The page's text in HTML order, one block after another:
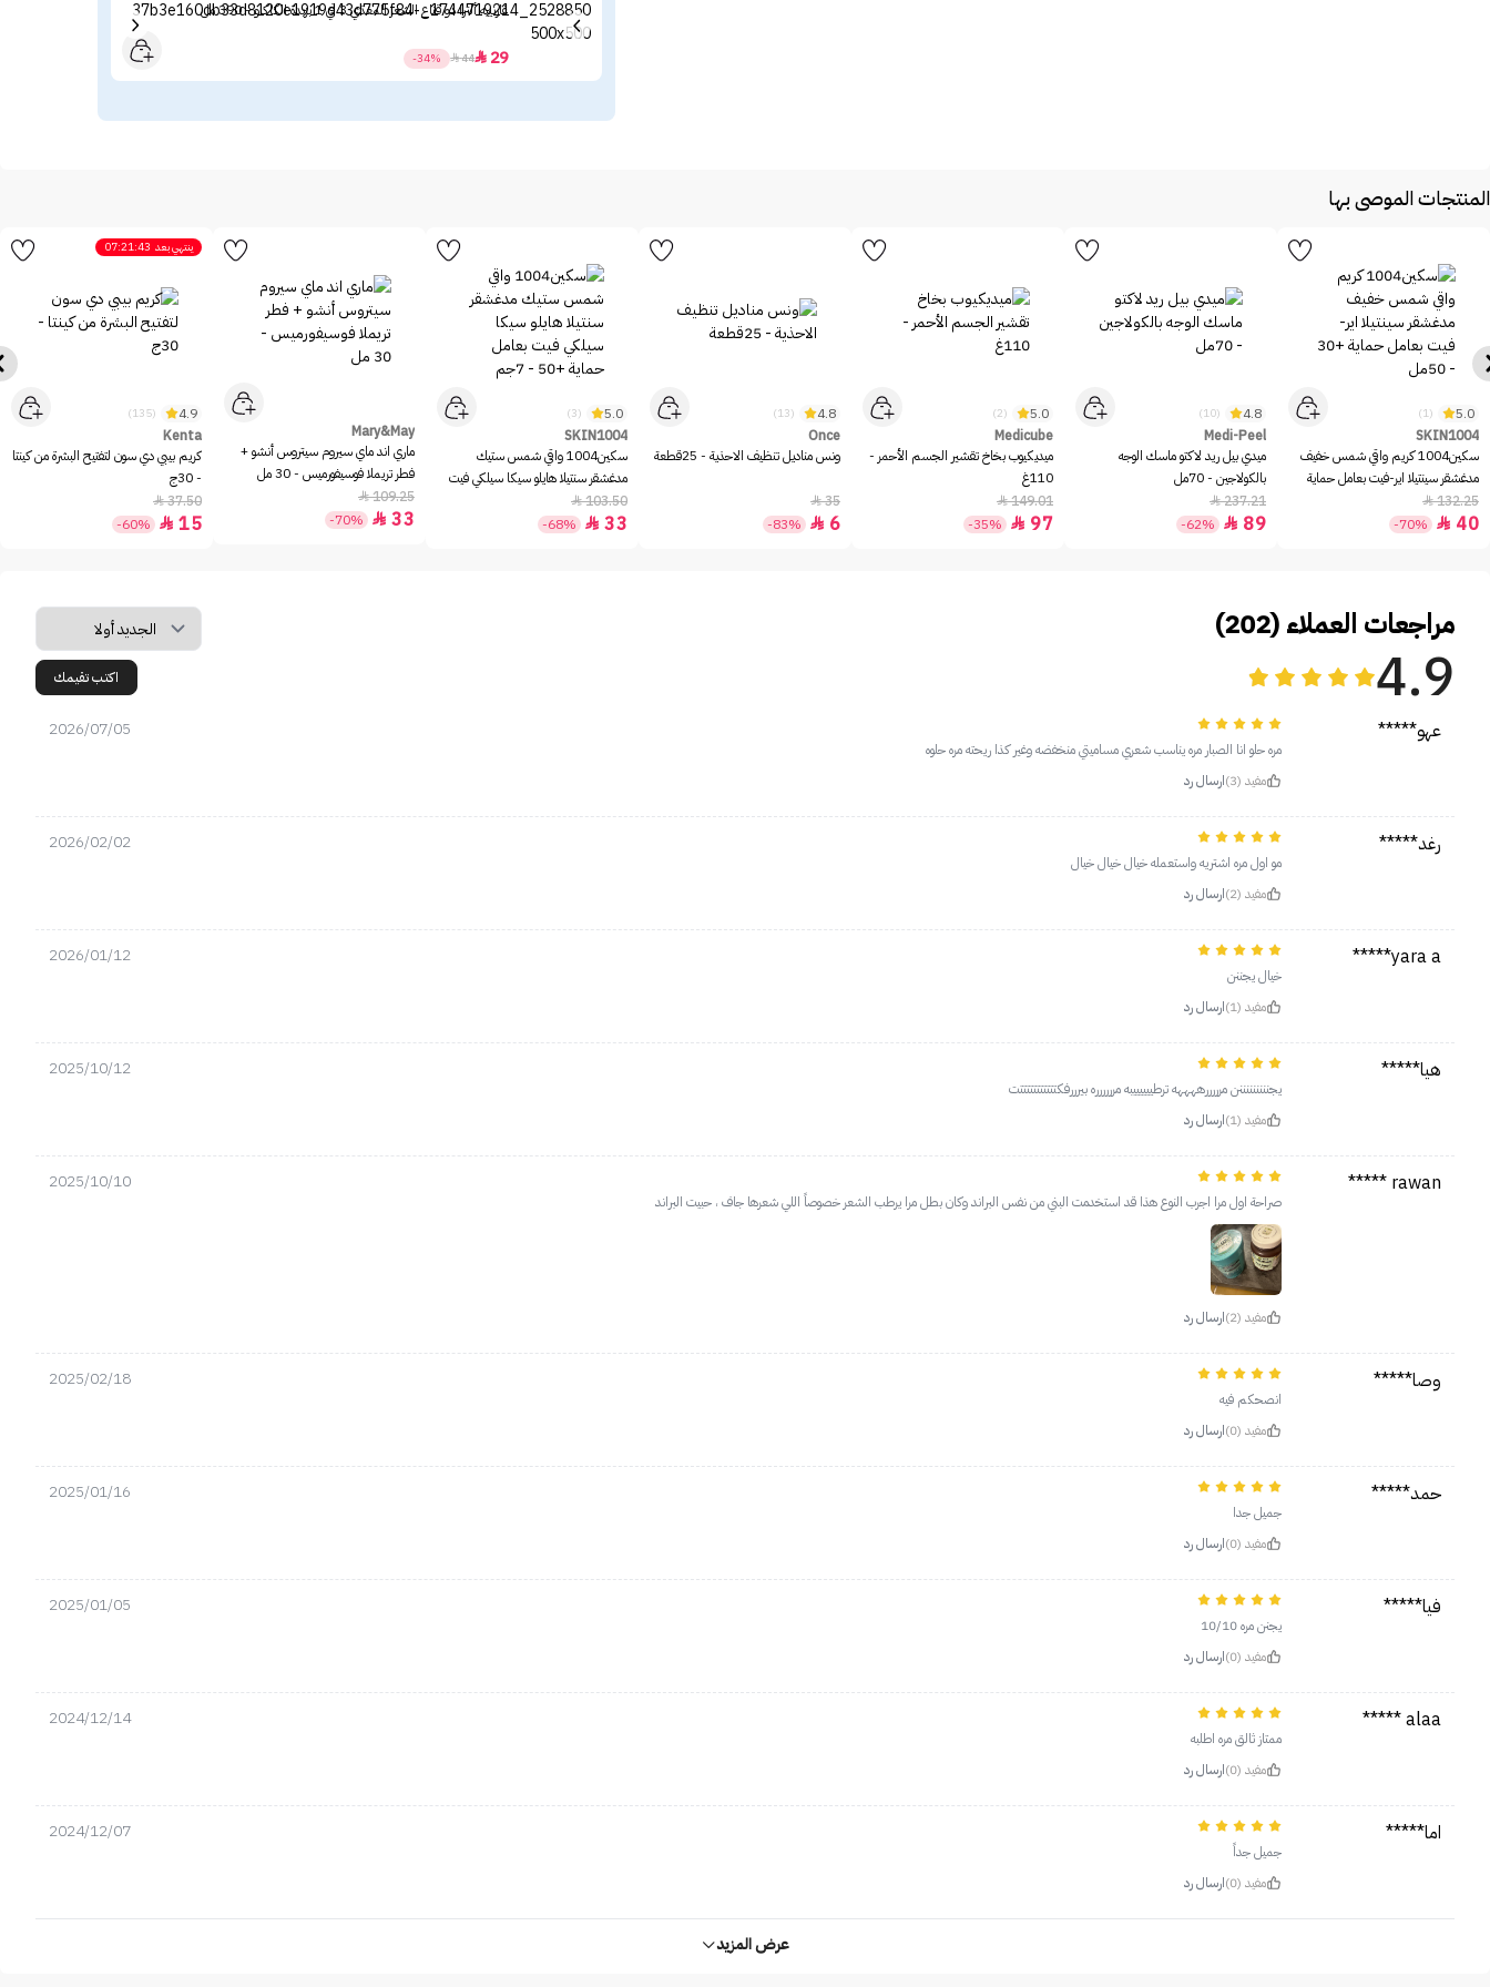
غارنييه ألترا دو قناع الشعر المغذي 3 في 1 بزبدة الكاكاو - 390 مل
29

44

-34%
المنتجات الموصى بها
5.0
(1)
SKIN1004
سكين1004 كريم واقي شمس خفيف
مدغشقر سينتيلا اير-فيت بعامل حماية
+30 - 50مل
132.25

40

-70%
4.8
(10)
Medi-Peel
ميدي بيل ريد لاكتو ماسك الوجه
بالكولاجين - 70مل
237.21

89

-62%
5.0
(2)
Medicube
ميديكيوب بخاخ تقشير الجسم الأحمر -
110غ
149.01

97

-35%
4.8
(13)
Once
ونس مناديل تنظيف الاحذية - 25قطعة
35

6

-83%
5.0
(3)
SKIN1004
سكين1004 واقي شمس ستيك
مدغشقر سنتيلا هايلو سيكا سيلكي فيت
بعامل حماية +50 - 7جم
103.50

33

-68%
Mary&May
ماري اند ماي سيروم سيتروس أنشو +
فطر تريملا فوسيفورميس - 30 مل
109.25

33

-70%
ينتهي بعد 07:21:43
4.9
(135)
Kenta
كريم بيبي دي سون لتفتيح البشرة من كينتا
- 30ج
37.50

15

-60%
مراجعات العملاء (202)
4.9 اكتب تقيمك
عهو***** 2026/07/05
مره حلو انا الصبار مره يناسب شعري مساميتي منخفضه وغير كذا ريحته مره حلوه
مفيد (3)
ارسال رد
رغد***** 2026/02/02
مو اول مره اشتريه واستعمله خيال خيال خيال
مفيد (2)
ارسال رد
yara a*****
2026/01/12
خيال يجننن
مفيد (1)
ارسال رد
هيا***** 2025/10/12
يجنننننننننن مرررررههههه ترطييييييبه مرررررره بيرررفكتتتتتتتتتتتت
مفيد (1)
ارسال رد
rawan *****
2025/10/10
صراحة اول مرا اجرب النوع هذا قد استخدمت البني من نفس البراند وكان بطل مرا يرطب الشعر خصوصاً اللي شعرها جاف ، حبيت البراند
مفيد (2) ارسال رد
وصا***** 2025/02/18
انصحكم فيه
مفيد (0)
ارسال رد
حمد***** 2025/01/16
جميل جدا
مفيد (0)
ارسال رد
فيا***** 2025/01/05
يجنن مره 10/10
مفيد (0)
ارسال رد
alaa *****
2024/12/14
ممتاز ثالق مره اطلبه
مفيد (0)
ارسال رد
اما***** 2024/12/07
جميل جداً
مفيد (0)
ارسال رد
عرض المزيد